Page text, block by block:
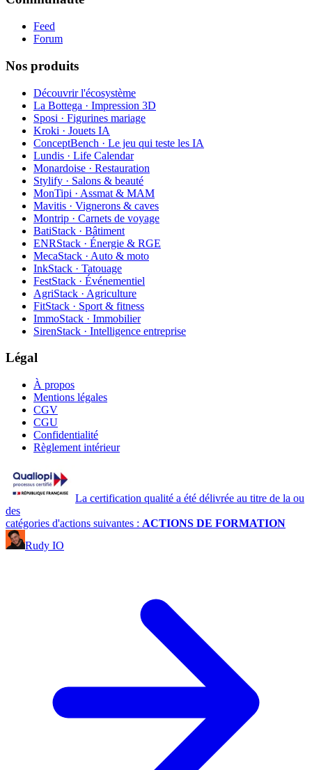
Feed
Forum
Nos produits
Découvrir l'écosystème
La Bottega · Impression 3D
Sposi · Figurines mariage
Kroki · Jouets IA
ConceptBench · Le jeu qui teste les IA
Lundis · Life Calendar
Monardoise · Restauration
Stylify · Salons & beauté
MonTipi · Assmat & MAM
Mavitis · Vignerons & caves
Montrip · Carnets de voyage
BatiStack · Bâtiment
ENRStack · Énergie & RGE
MecaStack · Auto & moto
InkStack · Tatouage
FestStack · Événementiel
AgriStack · Agriculture
FitStack · Sport & fitness
ImmoStack · Immobilier
SirenStack · Intelligence entreprise
Légal
À propos
Mentions légales
CGV
CGU
Confidentialité
Règlement intérieur
La certification qualité a été délivrée au titre de la ou
des
catégories d'actions suivantes : ACTIONS DE FORMATION
Rudy IO